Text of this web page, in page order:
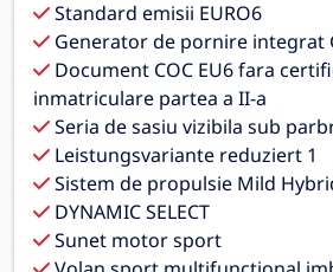
Standard emisii EURO6
Generator de pornire integrat
Document COC EU6 fara
inmatriculare partea a II-a
Seria de sasiu vizibila sub
Leistungsvariante reduziert 1
Sistem de propulsie Mild
DYNAMIC SELECT
Sunet motor sport